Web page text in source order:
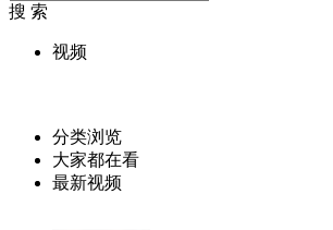
搜 索
视频
分类浏览
大家都在看
最新视频